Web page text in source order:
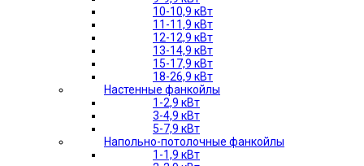
10-10,9 кВт
11-11,9 кВт
12-12,9 кВт
13-14,9 кВт
15-17,9 кВт
18-26,9 кВт
Настенные фанкойлы
1-2,9 кВт
3-4,9 кВт
5-7,9 кВт
Напольно-потолочные фанкойлы
1-1,9 кВт